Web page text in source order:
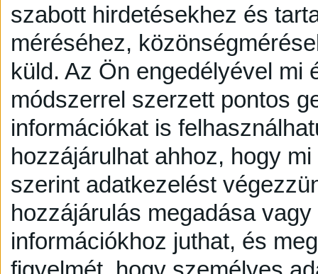
szabott hirdetésekhez és
méréséhez,
küld. Az Ön engedélyével mi
módszerrel szerzett pontos
információkat is
hozzájárulhat ahhoz, hogy
szerint adatkezelést
hozzájárulás megadása
információkhoz juthat, és